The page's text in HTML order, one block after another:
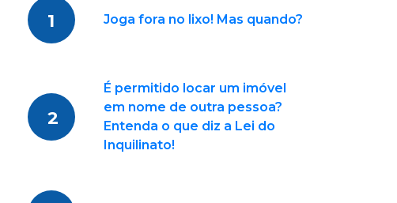
1 Joga fora no lixo! Mas quando?
2
É permitido locar um imóvel
em nome de outra pessoa?
Entenda o que diz a Lei do
Inquilinato!